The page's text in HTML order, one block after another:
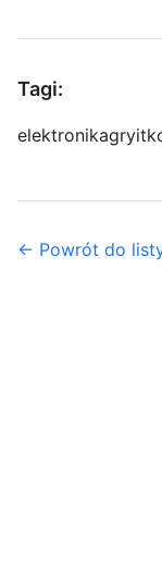
Tagi:
elektronikagryit
← Powrót do